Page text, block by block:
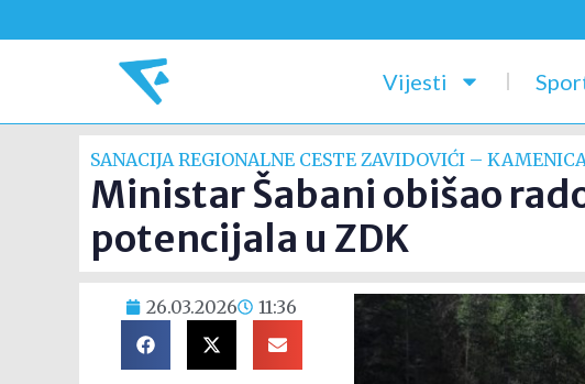
Vijesti
SANACIJA REGIONALNE CESTE ZAVIDOVIĆI –
Ministar Šabani obišao
potencijala u ZDK
26.03.2026 11:36